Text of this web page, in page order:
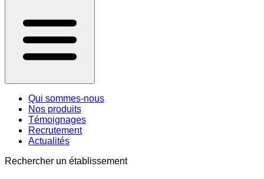
Qui sommes-nous
Nos produits
Témoignages
Recrutement
Actualités
Rechercher un établissement